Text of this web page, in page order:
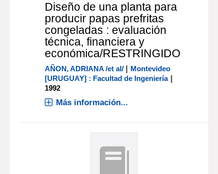
Diseño de una planta para
producir papas prefritas
congeladas : evaluación
técnica, financiera y
económica/RESTRINGIDO
AÑON, ADRIANA /et al/ | Montevideo
[URUGUAY] : Facultad de Ingeniería|
1992
Más información...